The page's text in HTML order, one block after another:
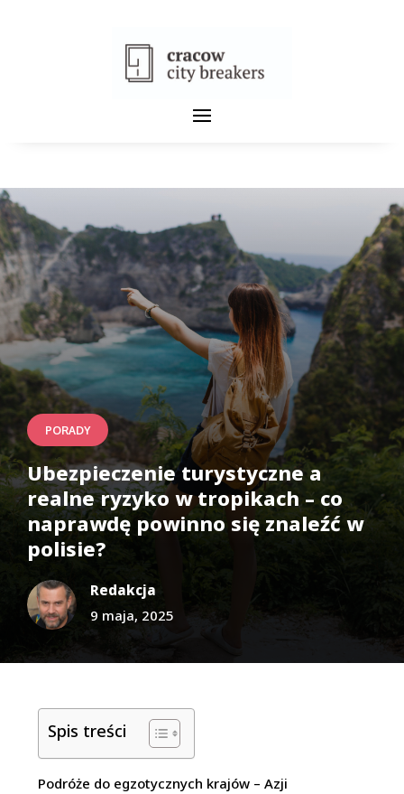
PORADY
Ubezpieczenie turystyczne a
realne ryzyko w tropikach – co
naprawdę powinno się znaleźć w
polisie?
Redakcja
9 maja, 2025
Spis treści
Podróże do egzotycznych krajów – Azji